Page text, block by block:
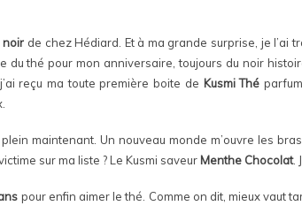
noir de chez Hédiard. Et à ma grande surprise, je l’ai
du thé pour mon anniversaire, toujours du noir
reçu ma toute première boite de Kusmi Thé
maintenant. Un nouveau monde m’ouvre les
sur ma liste ? Le Kusmi saveur Menthe Chocolat.
pour enfin aimer le thé. Comme on dit, mieux vaut